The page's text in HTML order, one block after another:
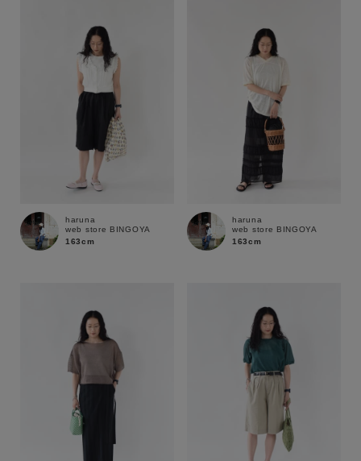
haruna
web store BINGOYA
163cm
haruna
web store BINGOYA
163cm